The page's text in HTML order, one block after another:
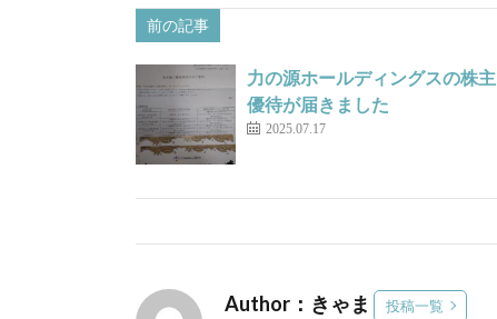
前の記事
力の源ホールディングスの株主
優待が届きました
2025.07.17
Author：きゃま 投稿一覧